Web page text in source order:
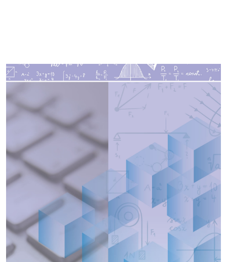
Imagen de portada